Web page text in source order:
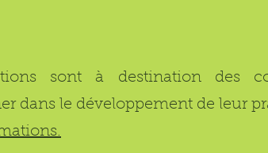
sont à destination des
dans le développement de leur